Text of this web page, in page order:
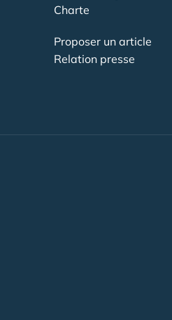
Charte
Proposer un article
Relation presse